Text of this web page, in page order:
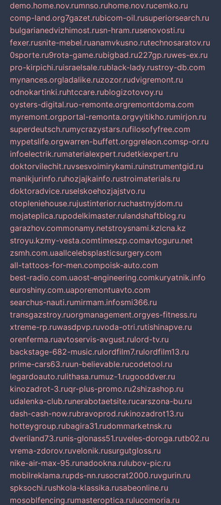
demo.home.nov.rumnso.ruhome.nov.rucemko.ru
comp-land.org7gazet.rubicom-oil.rusuperiorsearch.ru
bulgarianedvizhimost.rusn-hram.rusenovosti.ru
fexer.rusnite-mebel.ruanamvkusno.rutechnosaratov.ru
0sporte.ru9rota-game.rubigbad.ru227gp.ruwes-ex.ru
pro-kirpichi.ruisraelsale.rublack-lady.rustroy-db.com
mynances.orgladalike.ruzozor.rudvigremont.ru
odnokartinki.ruhtccare.rublogizotovoy.ru
oysters-digital.ruo-remonte.orgremontdoma.com
myremont.orgportal-remonta.orgvyitikho.rumirjon.ru
superdeutsch.rumycrazystars.rufilosofyfree.com
mypetslife.orgwarren-buffett.orggreleon.comsp-or.ru
infoelectrik.rumaterialexpert.rudetkiexpert.ru
doktorvilechit.ruvsesvoimirykami.ruinstrumentgid.ru
manikjurinfo.ruhozjajkainfo.rustroimaterials.ru
doktoradvice.ruselskoehozjajstvo.ru
otopleniehouse.rujustinterior.ruchastnyjdom.ru
mojateplica.rupodelkimaster.rulandshaftblog.ru
garazhov.commonamy.netstroysnami.kzlcna.kz
stroyu.kzmy-vesta.comtimeszp.comavtoguru.net
zsmh.com.uaallcelebsplasticsurgery.com
all-tattoos-for-men.compoisk-auto.com
best-radio.com.uaost-engineering.comkuryatnik.info
euroshiny.com.uaporemontuavto.com
searchus-nauti.rumirmam.infosmi366.ru
transgazstroy.ruorgmanagement.orgyes-fitness.ru
xtreme-rp.ruwasdpvp.ruvoda-otri.rutishinapve.ru
orenferma.ruavtoservis-avgust.rulord-tv.ru
backstage-682-music.rulordfilm7.rulordfilm13.ru
prime-cars63.ruun-believable.rucodetool.ru
legardoauto.rulithasa.rumuz-1.rugooddver.ru
kinozadrot-3.ruqr-plus-promo.ru2shizashop.ru
udalenka-club.runerabotaetsite.rucarszona-bu.ru
dash-cash-now.rubravoprod.rukinozadrot13.ru
hotteygroup.rubagira31.rudommarketnsk.ru
dveriland73.runis-glonass51.ruveles-doroga.rutb02.ru
vrema-zdorov.ruvelonik.rusurgutgloss.ru
nike-air-max-95.runadookna.rulubov-pic.ru
mobilreklama.rupds-nn.rusocrat2000.ruvgurin.ru
spksochi.rushkola-klassika.rusabeonline.ru
mosoblfencing.rumasteroptica.rulucomoria.ru